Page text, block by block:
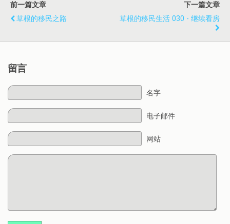
前一篇文章
草根的移民之路
下一篇文章
草根的移民生活 030 - 继续看房
留言
名字
电子邮件
网站